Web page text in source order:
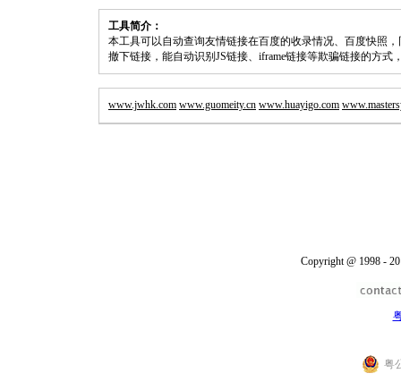
工具简介：
本工具可以自动查询友情链接在百度的收录情况、百度快照
撤下链接，能自动识别JS链接、iframe链接等欺骗链接的方式
www.jwhk.com www.guomeity.cn www.huayigo.com
Copyright @ 1998 -
粤